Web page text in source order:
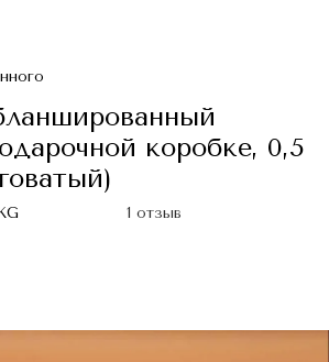
коробке, 0,5
1 отзыв